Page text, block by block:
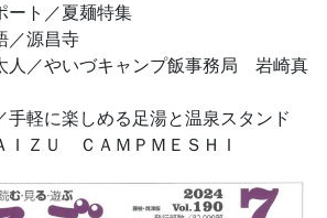
ート／夏麺特集
／源昌寺
人／やいづキャンプ飯事務局 岩崎真
手軽に楽しめる足湯と温泉スタンド
ＩＺＵ ＣＡＭＰＭＥＳＨＩ